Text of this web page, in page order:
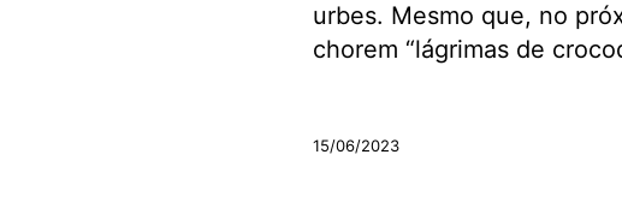
urbes. Mesmo que, no
chorem “lágrimas de
15/06/2023